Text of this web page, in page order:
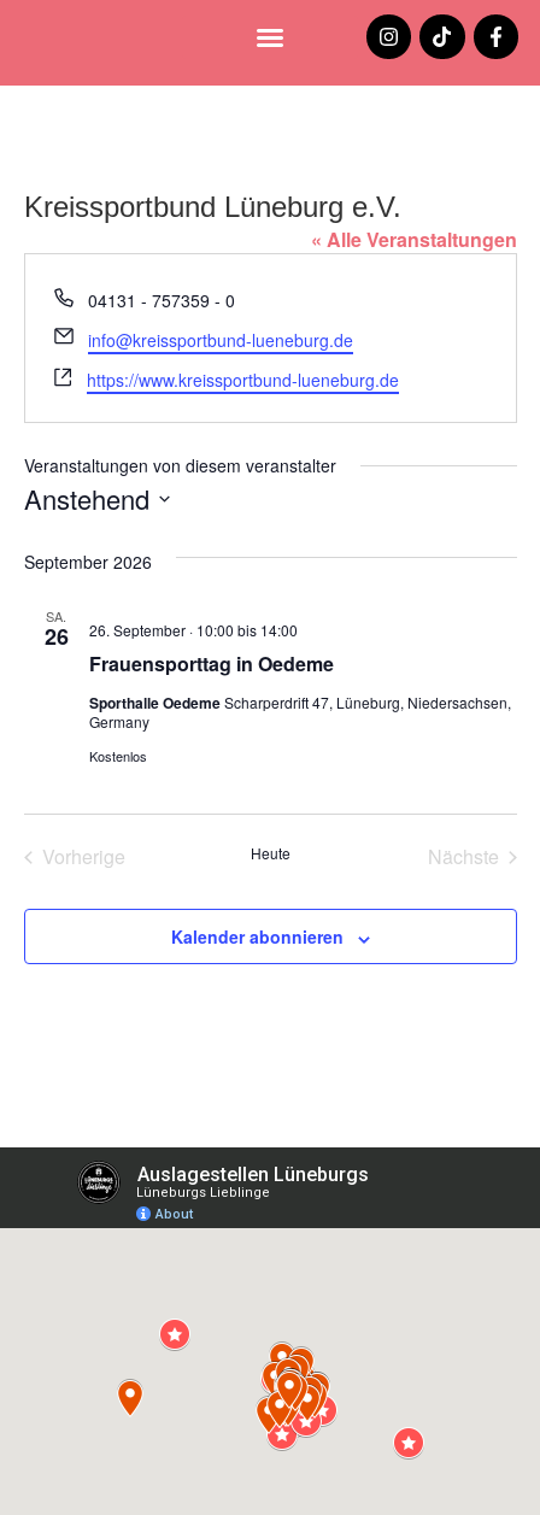
Kreissportbund Lüneburg e.V.
« Alle Veranstaltungen
Telefon
04131 - 757359 - 0
Email
info@kreissportbund-lueneburg.de
Webseite
https://www.kreissportbund-lueneburg.de
Veranstaltungen von diesem veranstalter
Anstehend
September 2026
SA.
26
Frauensporttag in Oedeme
26. September · 10:00 bis 14:00
Sporthalle OedemeScharperdrift 47, Lüneburg, Niedersachsen,
Germany
Kostenlos
VorherigeVeranstaltungenHeute Nächste
Kalender abonnieren